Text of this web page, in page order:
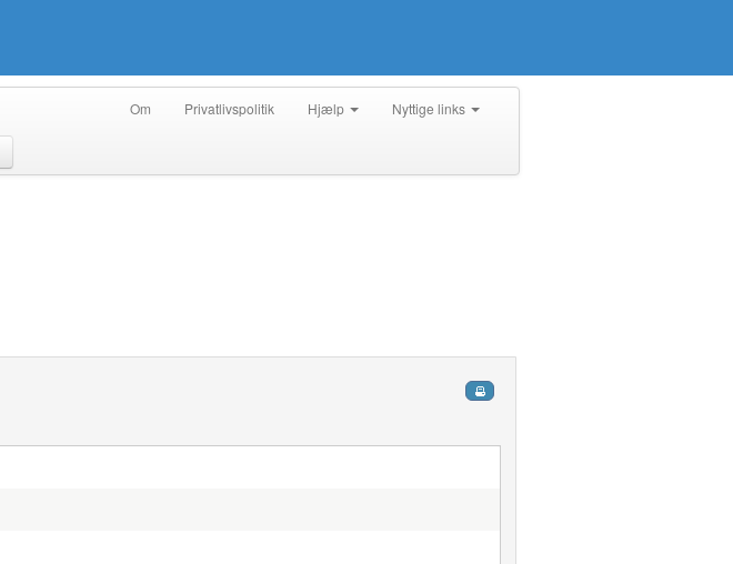
Om Privatlivspolitik Hjælp Nyttige links